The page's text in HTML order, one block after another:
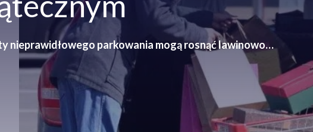
nieprawidłowego parkowania mogą rosnąć lawinowo…